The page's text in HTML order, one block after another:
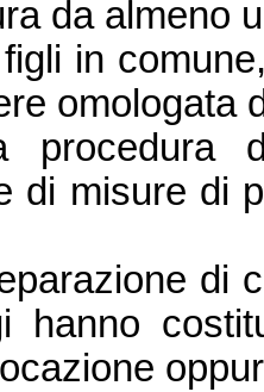
da almeno
in
omologata
procedura
di misure di
di
hanno